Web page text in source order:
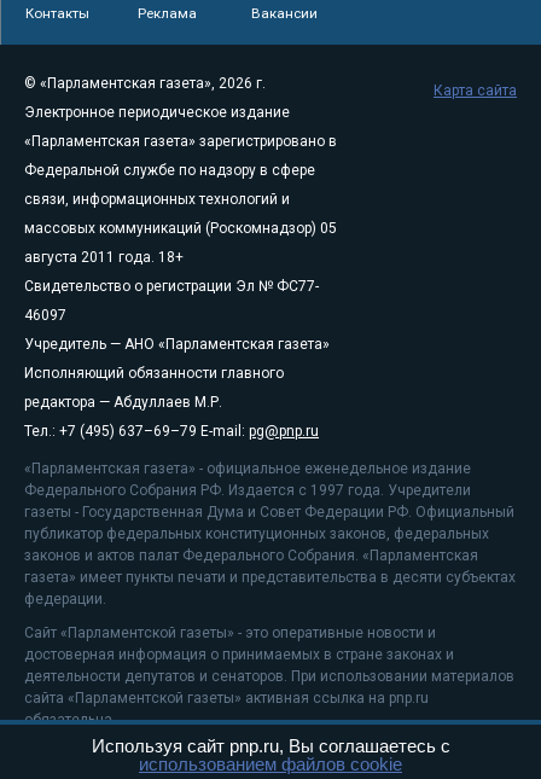
Контакты Реклама Вакансии
© «Парламентская газета», 2026 г.
Электронное периодическое издание
«Парламентская газета» зарегистрировано в
Федеральной службе по надзору в сфере
связи, информационных технологий и
массовых коммуникаций (Роскомнадзор) 05
августа 2011 года. 18+
Свидетельство о регистрации Эл № ФС77-
46097
Учредитель — АНО «Парламентская газета»
Исполняющий обязанности главного
редактора — Абдуллаев М.Р.
Тел.: +7 (495) 637–69–79 E-mail: pg@pnp.ru
«Парламентская газета» - официальное еженедельное издание
Федерального Собрания РФ. Издается с 1997 года. Учредители
газеты - Государственная Дума и Совет Федерации РФ. Официальный
публикатор федеральных конституционных законов, федеральных
законов и актов палат Федерального Собрания. «Парламентская
газета» имеет пункты печати и представительства в десяти субъектах
федерации.
Сайт «Парламентской газеты» - это оперативные новости и
достоверная информация о принимаемых в стране законах и
деятельности депутатов и сенаторов. При использовании материалов
сайта «Парламентской газеты» активная ссылка на pnp.ru
обязательна.
На информационном ресурсе применяютсярекомендательные
Карта сайта
Используя сайт pnp.ru, Вы соглашаетесь с
использованием файлов cookie